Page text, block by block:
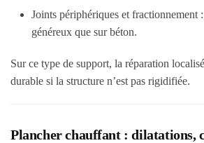
Joints périphériques et fractionnement
généreux que sur béton.
Sur ce type de support, la réparation
durable si la structure n’est pas rigidifiée.
Plancher chauffant : dilatations,